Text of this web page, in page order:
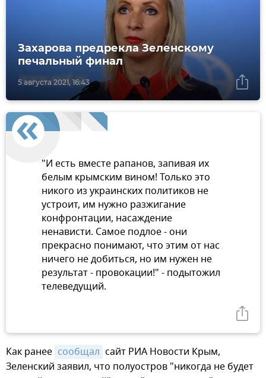
5 августа 2021, 16:43
Захарова предрекла Зеленскому
печальный финал
"И есть вместе рапанов, запивая их
белым крымским вином! Только это
никого из украинских политиков не
устроит, им нужно разжигание
конфронтации, насаждение
ненависти. Самое подлое - они
прекрасно понимают, что этим от нас
ничего не добиться, но им нужен не
результат - провокации!" - подытожил
телеведущий.
Как ранее сообщал сайт РИА Новости Крым,
Зеленский заявил, что полуостров "никогда не будет